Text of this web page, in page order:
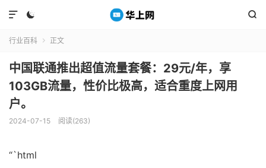
 

行业百科  正文
中国联通推出超值流量套餐：29元/年，享
103GB流量，性价比极高，适合重度上网用
户。
2024-07-15 阅读(263)
“`html